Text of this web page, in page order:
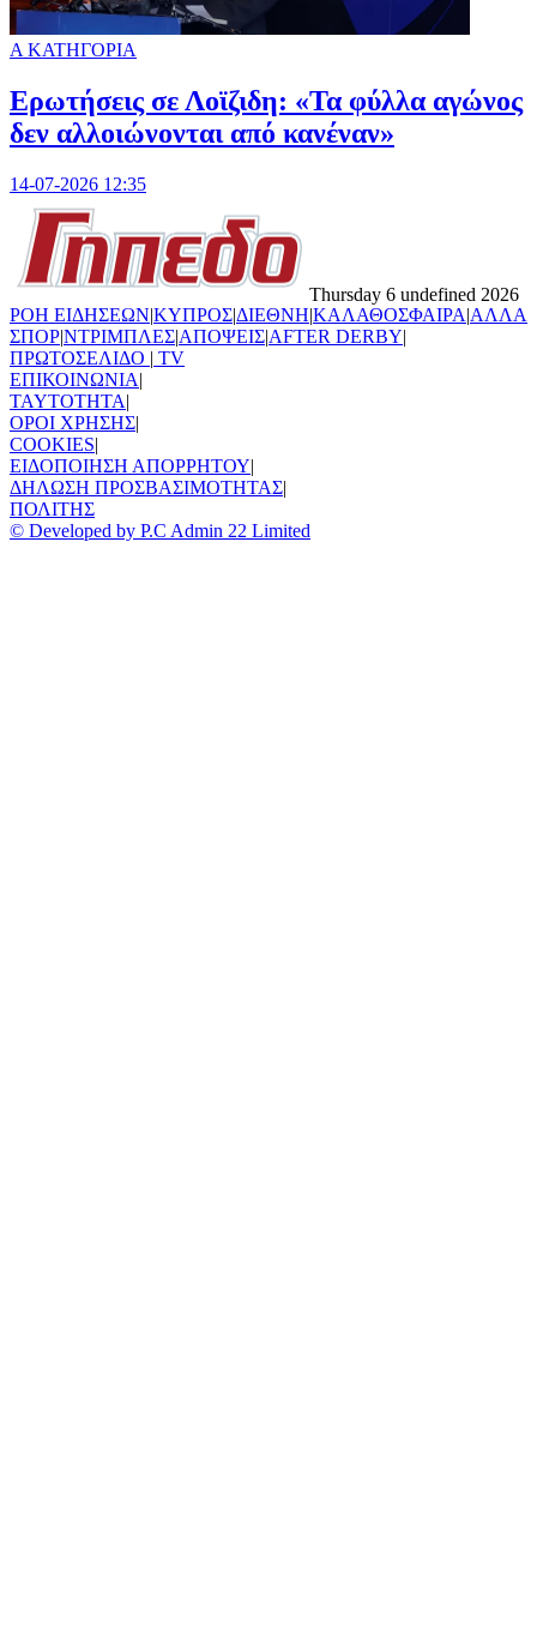
Α ΚΑΤΗΓΟΡΙΑ
Ερωτήσεις σε Λοϊζιδη: «Τα φύλλα αγώνος
δεν αλλοιώνονται από κανέναν»
14-07-2026 12:35
Thursday 6 undefined 2026
ΡΟΗ ΕΙΔΗΣΕΩΝ|ΚΥΠΡΟΣ|ΔΙΕΘΝΗ|ΚΑΛΑΘΟΣΦΑΙΡΑ|ΑΛΛΑ
ΣΠΟΡ|ΝΤΡΙΜΠΛΕΣ|ΑΠΟΨΕΙΣ|AFTER DERBY|
ΠΡΩΤΟΣΕΛΙΔΟ | TV
ΕΠΙΚΟΙΝΩΝΙΑ|
TAYTOTHTA|
ΟΡΟΙ ΧΡΗΣΗΣ|
COOKIES|
ΕΙΔΟΠΟΙΗΣΗ ΑΠΟΡΡΗΤΟΥ|
ΔΗΛΩΣΗ ΠΡΟΣΒΑΣΙΜΟΤΗΤΑΣ|
ΠΟΛΙΤΗΣ
© Developed by P.C Admin 22 Limited